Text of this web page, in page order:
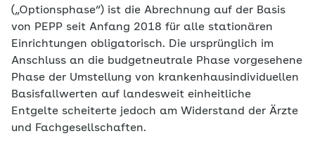
(„Optionsphase“) ist die Abrechnung auf der Basis
von PEPP seit Anfang 2018 für alle stationären
Einrichtungen obligatorisch. Die ursprünglich im
Anschluss an die budgetneutrale Phase vorgesehene
Phase der Umstellung von krankenhausindividuellen
Basisfallwerten auf landesweit einheitliche
Entgelte scheiterte jedoch am Widerstand der Ärzte
und Fachgesellschaften.